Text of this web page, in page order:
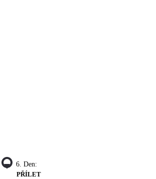
6. Den:
PŘÍLET